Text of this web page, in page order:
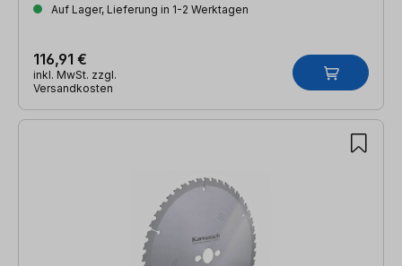
Auf Lager, Lieferung in 1-2 Werktagen
116,91 €
inkl. MwSt. zzgl.
Versandkosten